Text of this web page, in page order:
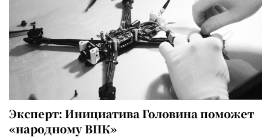
Эксперт: Инициатива Головина поможет
«народному ВПК»